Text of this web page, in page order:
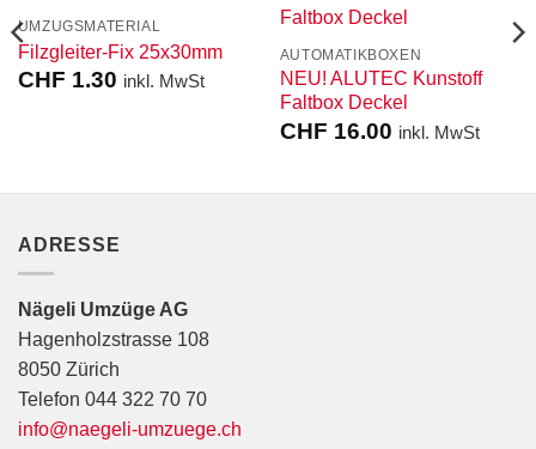
UMZUGSMATERIAL
Filzgleiter-Fix 25x30mm
CHF 1.30 inkl. MwSt
AUTOMATIKBOXEN
NEU! ALUTEC Kunstoff
Faltbox Deckel
CHF 16.00 inkl. MwSt
ADRESSE
Nägeli Umzüge AG
Hagenholzstrasse 108
8050 Zürich
Telefon 044 322 70 70
info@naegeli-umzuege.ch